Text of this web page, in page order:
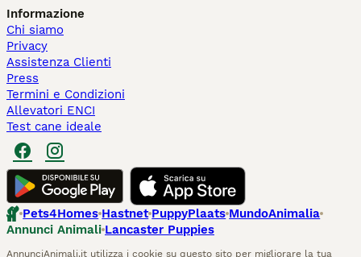
Informazione
Chi siamo
Privacy
Assistenza Clienti
Press
Termini e Condizioni
Allevatori ENCI
Test cane ideale
Pets4Homes Hastnet PuppyPlaats MundoAnimalia
Annunci Animali Lancaster Puppies
AnnunciAnimali.it utilizza i cookie su questo sito per migliorare la tua